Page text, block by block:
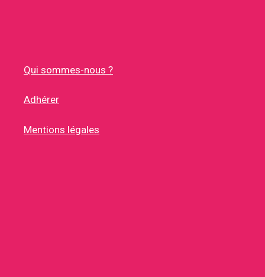
Qui sommes-nous ?
Adhérer
Mentions légales